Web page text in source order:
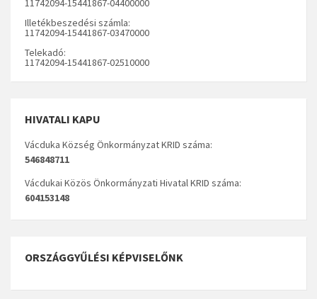
11742094-15441867-04400000
Illetékbeszedési számla:
11742094-15441867-03470000
Telekadó:
11742094-15441867-02510000
HIVATALI KAPU
Vácduka Község Önkormányzat KRID száma:
546848711
Vácdukai Közös Önkormányzati Hivatal KRID száma:
604153148
ORSZÁGGYŰLÉSI KÉPVISELŐNK